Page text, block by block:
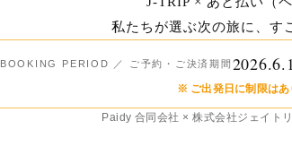
私たちが選ぶ次の旅に、す
BOOKING PERIOD ／ ご予約・ご決済期間
※ ご出発日に制限はあ
Paidy 合同会社 × 株式会社ジェイト